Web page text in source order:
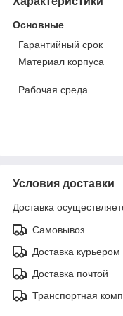
Основные
Гарантийный срок
Материал корпуса
Рабочая среда
Условия доставки
Доставка
Самовывоз
Доставка курьером
Доставка почтой
Транспортная